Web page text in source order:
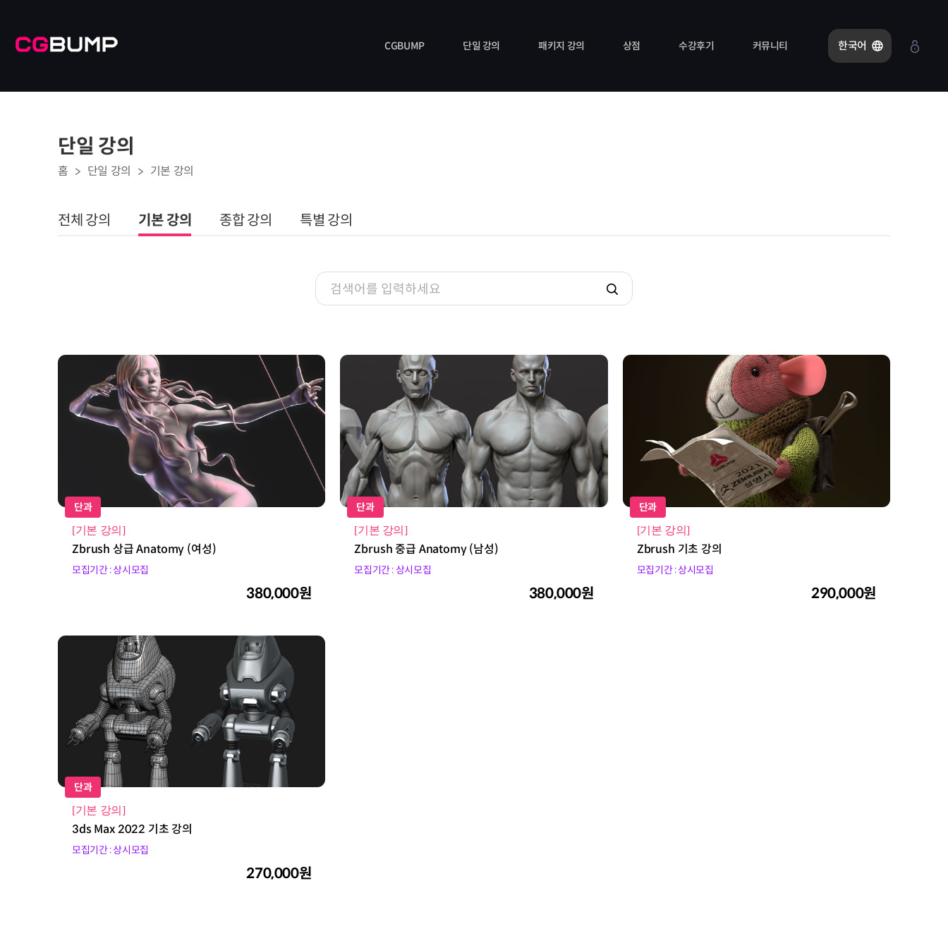
CGBUMP
발표/저서
단일 강의
기본 강의
패키지 강의
패키지 강의
상점 수강후기 커뮤니티
레퍼런스
한국어
단일 강의
홈 단일 강의 기본 강의
전체 강의 기본 강의 종합 강의 특별 강의
단과
[기본 강의]
Zbrush 상급 Anatomy (여성)
모집기간 : 상시모집
380,000원
단과
[기본 강의]
Zbrush 중급 Anatomy (남성)
모집기간 : 상시모집
380,000원
단과
[기본 강의]
Zbrush 기초 강의
모집기간 : 상시모집
290,000원
단과
[기본 강의]
3ds Max 2022 기초 강의
모집기간 : 상시모집
270,000원